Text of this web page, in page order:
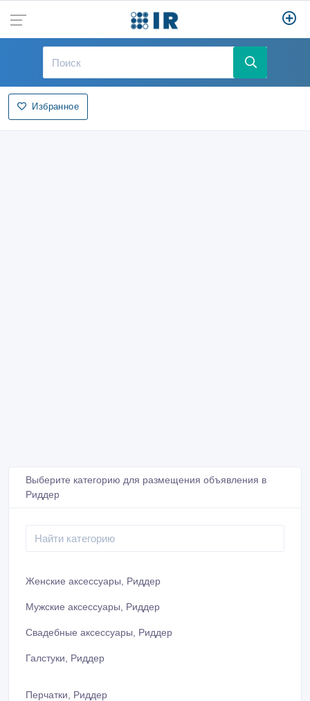
Избранное
Выберите категорию для размещения объявления в
Риддер
Женские аксессуары, Риддер
Мужские аксессуары, Риддер
Свадебные аксессуары, Риддер
Галстуки, Риддер
Перчатки, Риддер